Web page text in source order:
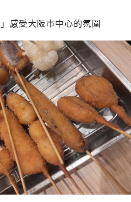
感受大阪市中心的氛圍